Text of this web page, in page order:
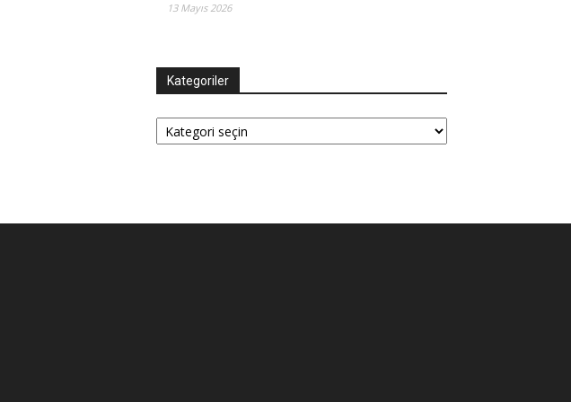
13 Mayıs 2026
Kategoriler
Kategoriler